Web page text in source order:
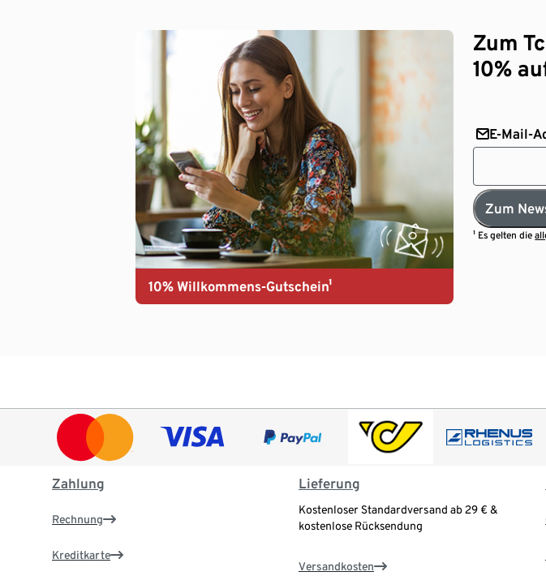
10% Willkommens-Gutschein¹
Zum
10%
E-Mail-
Zum
¹ Es gelten die
Zahlung
Rechnung
Kreditkarte
Lieferung
Kostenloser Standardversand ab 29 € &
kostenlose Rücksendung
Versandkosten